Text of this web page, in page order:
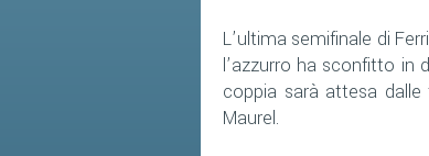
L’ultima semifinale di
l’azzurro ha sconfitto in
coppia sarà attesa
Maurel.